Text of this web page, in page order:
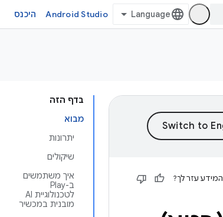
Android Studio היכנס
בדף הזה
מבוא
יתרונות
שיקולים
איך משתמשים
ב-Play
לטכנולוגיית AI
מובנית במכשיר
המידע עזר לך?